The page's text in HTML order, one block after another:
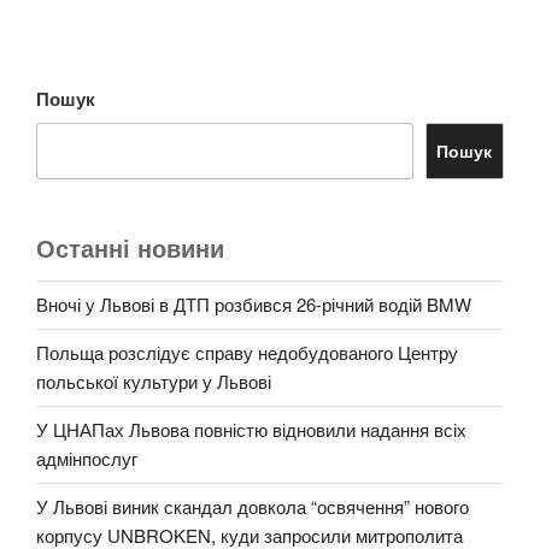
Пошук
Пошук
Останні новини
Вночі у Львові в ДТП розбився 26-річний водій BMW
Польща розслідує справу недобудованого Центру
польської культури у Львові
У ЦНАПах Львова повністю відновили надання всіх
адмінпослуг
У Львові виник скандал довкола “освячення” нового
корпусу UNBROKEN, куди запросили митрополита